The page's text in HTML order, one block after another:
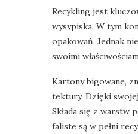
Recykling jest
wysypiska. W tym
opakowań. Jednak
swoimi
Kartony bigowane,
tektury. Dzięki
Składa się z warstw
faliste są w pełni